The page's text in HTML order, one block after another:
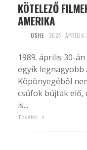
KÖTELEZŐ
AMERIKA
OSHE 2024. ÁPRILIS
1989. április 30-
egyik legnagyobb
Köpönyegéből
csúfok bújtak elő,
is...
Tovább